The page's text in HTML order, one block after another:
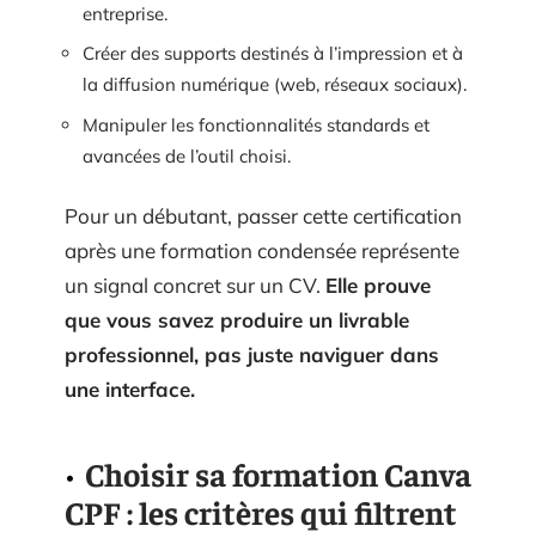
entreprise.
Créer des supports destinés à l’impression et à
la diffusion numérique (web, réseaux sociaux).
Manipuler les fonctionnalités standards et
avancées de l’outil choisi.
Pour un débutant, passer cette certification
après une formation condensée représente
un signal concret sur un CV. Elle prouve
que vous savez produire un livrable
professionnel, pas juste naviguer dans
une interface.
Choisir sa formation Canva
CPF : les critères qui filtrent